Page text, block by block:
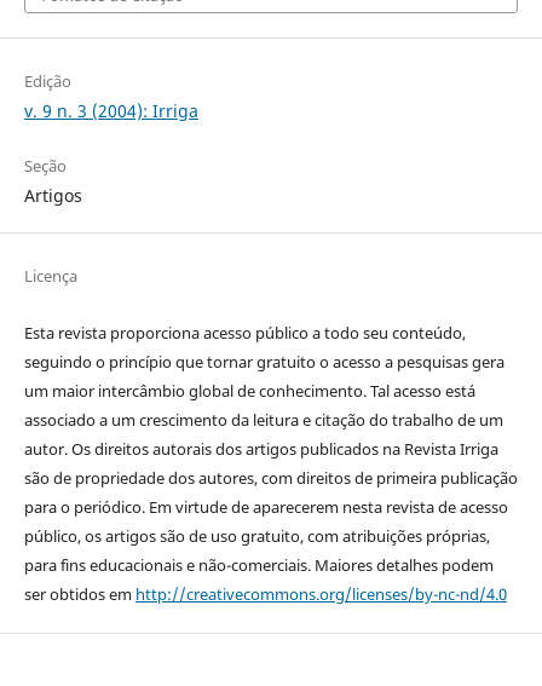
Edição
v. 9 n. 3 (2004): Irriga
Seção
Artigos
Licença
Esta revista proporciona acesso público a todo seu conteúdo,
seguindo o princípio que tornar gratuito o acesso a pesquisas gera
um maior intercâmbio global de conhecimento. Tal acesso está
associado a um crescimento da leitura e citação do trabalho de um
autor. Os direitos autorais dos artigos publicados na Revista Irriga
são de propriedade dos autores, com direitos de primeira publicação
para o periódico. Em virtude de aparecerem nesta revista de acesso
público, os artigos são de uso gratuito, com atribuições próprias,
para fins educacionais e não-comerciais. Maiores detalhes podem
ser obtidos em http://creativecommons.org/licenses/by-nc-nd/4.0